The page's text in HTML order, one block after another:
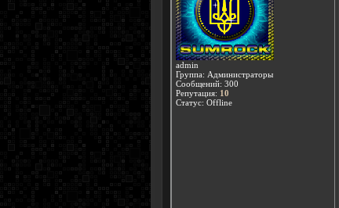
admin
Группа: Администраторы
Сообщений: 300
Репутация: 10
Статус: Offline